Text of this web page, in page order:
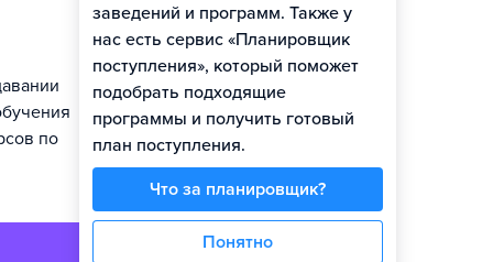
по
заведений и программ. Также у
нас есть сервис «Планировщик
поступления», который поможет
подобрать подходящие
программы и получить готовый
план поступления.
Что за планировщик?
Понятно